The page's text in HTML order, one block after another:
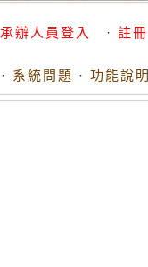
承辦人員登入 · 註冊
· 系統問題 · 功能說明